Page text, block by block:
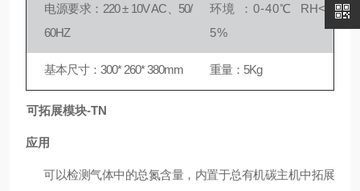
电源要求：220 ± 10V AC、50/
60HZ
环境 ：0-40℃ RH<8
5%
基本尺寸：300* 260* 380mm 重量：5Kg
可拓展模块-TN
应用
可以检测气体中的总氮含量，内置于总有机碳主机中拓展